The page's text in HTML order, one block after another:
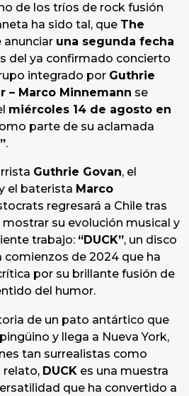
g
o
de los tríos de rock fusión
ha sido tal, que The
anunciar una segunda fecha
del ya confirmado concierto
integrado por Guthrie
– Marco Minnemann se
miércoles 14 de agosto en
parte de su aclamada
.
Guthrie Govan, el
el baterista Marco
regresará a Chile tras
mostrar su evolución musical y
trabajo: “DUCK”, un disco
comienzos de 2024 que ha
por su brillante fusión de
del humor.
de un pato antártico que
y llega a Nueva York,
tan surrealistas como
relato, DUCK es una muestra
que ha convertido a